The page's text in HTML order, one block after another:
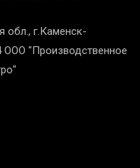
обл., г.Каменск-
ООО "Производственное